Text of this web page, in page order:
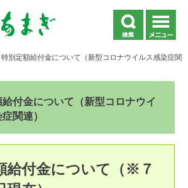
特別定額給付金について（新型コロナウイルス感染症関
付金について（新型コロナウイ
関連）
給付金について（※７